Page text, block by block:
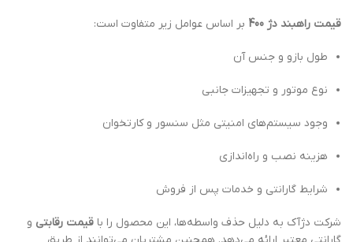
قیمت راهبند دژ 400 بر اساس عوامل زیر متفاوت است:
طول بازو و جنس آن
نوع موتور و تجهیزات جانبی
وجود سیستم‌های امنیتی مثل سنسور و کارتخوان
هزینه نصب و راه‌اندازی
شرایط گارانتی و خدمات پس از فروش
شرکت دژآک به دلیل حذف واسطه‌ها، این محصول را با قیمت رقابتی و